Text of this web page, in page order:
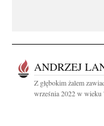
ANDRZEJ
Z głębokim żalem
września 2022 w wieku